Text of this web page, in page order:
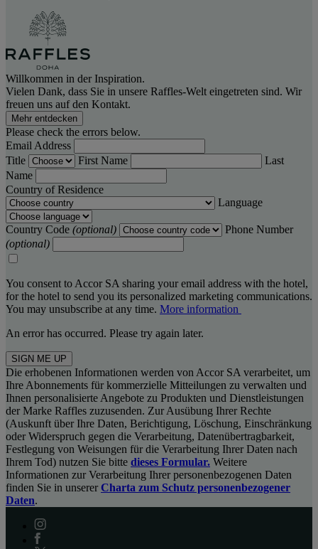
Willkommen in der Inspiration.
Vielen Dank, dass Sie in unsere Raffles-Welt eingetreten sind. Wir
freuen uns auf den Kontakt.
Mehr entdecken
Please check the errors below.
Email Address
Title
First Name
Last
Name
Country of Residence
Language
Country Code (optional)
Phone Number
(optional)
You consent to Accor SA sharing your email address with the hotel,
for the hotel to send you its personalized marketing communications.
You may unsubscribe at any time. More information
An error has occurred. Please try again later.
SIGN ME UP
Die erhobenen Informationen werden von Accor SA verarbeitet, um
Ihre Abonnements für kommerzielle Mitteilungen zu verwalten und
Ihnen personalisierte Angebote zu Produkten und Dienstleistungen
der Marke Raffles zuzusenden. Zur Ausübung Ihrer Rechte
(Auskunft über Ihre Daten, Berichtigung, Löschung, Einschränkung
oder Widerspruch gegen die Verarbeitung, Datenübertragbarkeit,
Festlegung von Weisungen für die Verarbeitung Ihrer Daten nach
Ihrem Tod) nutzen Sie bitte dieses Formular. Weitere
Informationen zur Verarbeitung Ihrer personenbezogenen Daten
finden Sie in unserer Charta zum Schutz personenbezogener
Daten.